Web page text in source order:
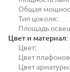
Общая
Тип цоколя:
Площадь
Цвет и материал:
Цвет:
Цвет
Цвет арматуры: